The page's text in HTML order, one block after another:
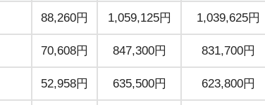
88,260円 1,059,125円 1,039,625円
70,608円 847,300円 831,700円
52,958円 635,500円 623,800円